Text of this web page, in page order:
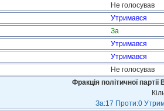
Не голосував
Утримався
За
Утримався
Утримався
Не голосував
Фракція політичної
За:17 Проти:0